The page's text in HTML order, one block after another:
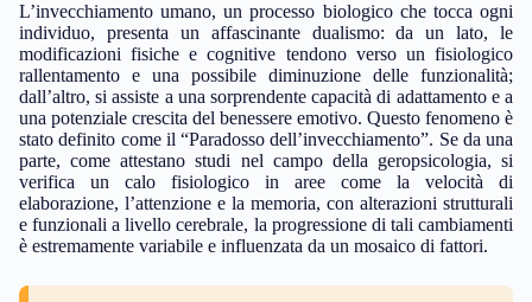
L’invecchiamento umano, un processo biologico che tocca ogni
individuo, presenta un affascinante dualismo: da un lato, le
modificazioni fisiche e cognitive tendono verso un fisiologico
rallentamento e una possibile diminuzione delle funzionalità;
dall’altro, si assiste a una sorprendente capacità di adattamento e a
una potenziale crescita del benessere emotivo. Questo fenomeno è
stato definito come il “Paradosso dell’invecchiamento”. Se da una
parte, come attestano studi nel campo della geropsicologia, si
verifica un calo fisiologico in aree come la velocità di
elaborazione, l’attenzione e la memoria, con alterazioni strutturali
e funzionali a livello cerebrale, la progressione di tali cambiamenti
è estremamente variabile e influenzata da un mosaico di fattori.